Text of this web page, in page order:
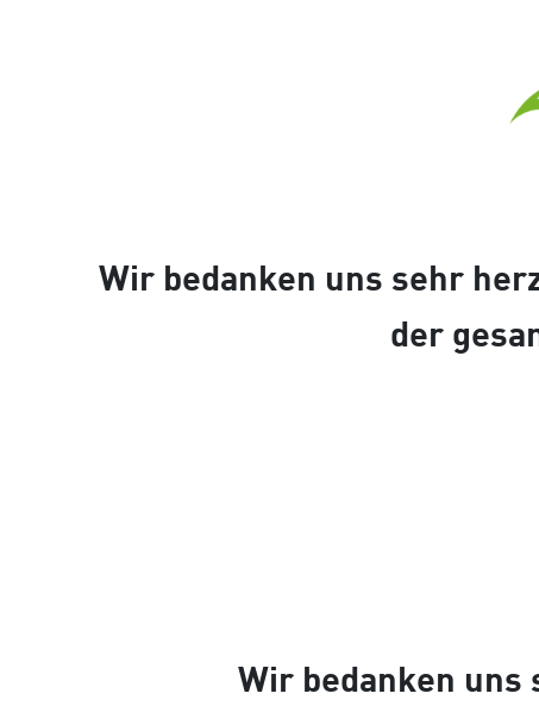
Wir bedanken uns sehr
der
Wir bedanken